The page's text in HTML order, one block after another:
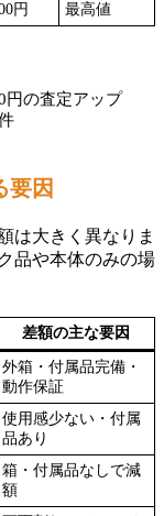
円 最高値
円の査定アップ
要因
は大きく異なりま
品や本体のみの場
差額の主な要因
外箱・付属品完備・
動作保証
使用感少ない・付属
品あり
箱・付属品なしで減
額